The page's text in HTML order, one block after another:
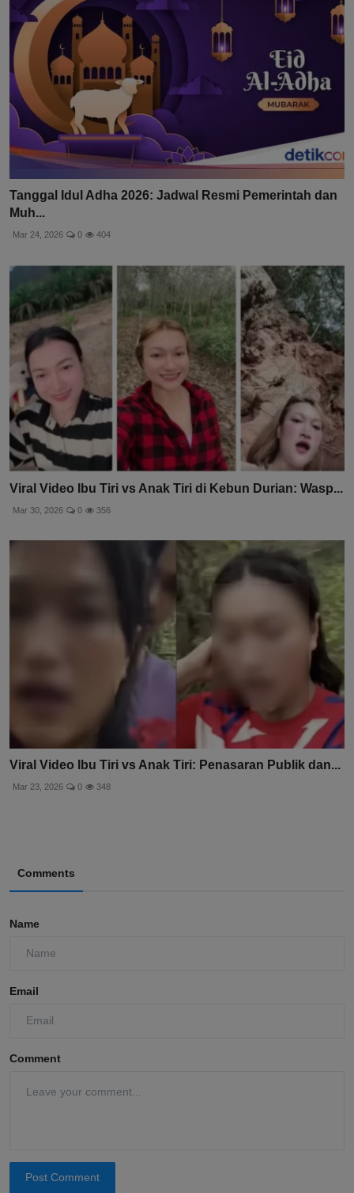
Tanggal Idul Adha 2026: Jadwal Resmi Pemerintah dan
Muh...
Mar 24, 2026 0 404
Viral Video Ibu Tiri vs Anak Tiri di Kebun Durian: Wasp...
Mar 30, 2026 0 356
Viral Video Ibu Tiri vs Anak Tiri: Penasaran Publik dan...
Mar 23, 2026 0 348
Comments
Name
Email
Comment
Post Comment